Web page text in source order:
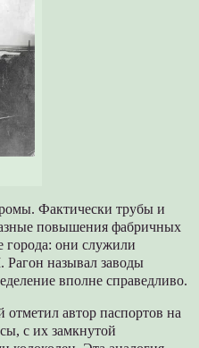
Фактически трубы и
повышения фабричных
города: они служили
Рагон называл заводы
вполне справедливо.
автор паспортов на
с их замкнутой